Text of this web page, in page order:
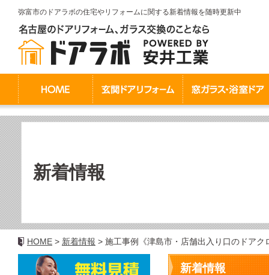
弥富市のドアラボの住宅やリフォームに関する新着情報を随時更新中
新着情報
HOME 新着情報 施工事例《津島市・店舗出入り口のドア
新着情報